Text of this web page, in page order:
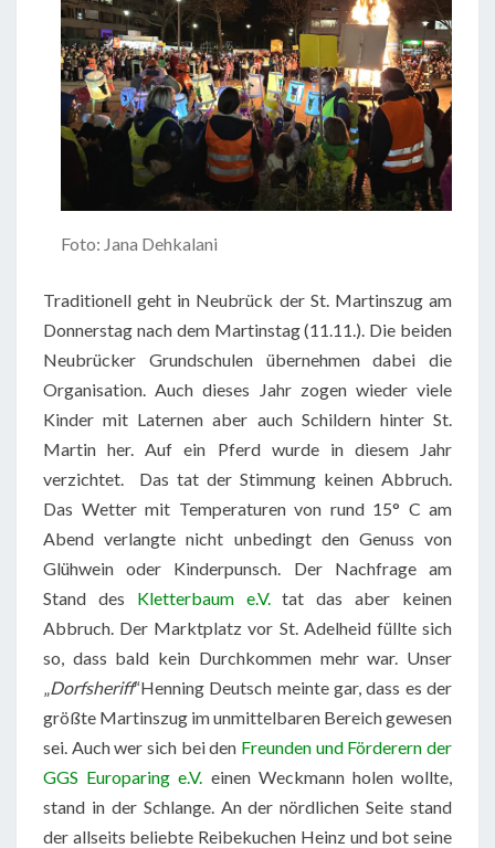
Foto: Jana Dehkalani
Traditionell geht in Neubrück der St. Martinszug am
Donnerstag nach dem Martinstag (11.11.). Die beiden
Neubrücker Grundschulen übernehmen dabei die
Organisation. Auch dieses Jahr zogen wieder viele
Kinder mit Laternen aber auch Schildern hinter St.
Martin her. Auf ein Pferd wurde in diesem Jahr
verzichtet. Das tat der Stimmung keinen Abbruch.
Das Wetter mit Temperaturen von rund 15° C am
Abend verlangte nicht unbedingt den Genuss von
Glühwein oder Kinderpunsch. Der Nachfrage am
Stand des Kletterbaum e.V.tat das aber keinen
Abbruch. Der Marktplatz vor St. Adelheid füllte sich
so, dass bald kein Durchkommen mehr war. Unser
„Dorfsheriff“Henning Deutsch meinte gar, dass es der
größte Martinszug im unmittelbaren Bereich gewesen
sei. Auch wer sich bei den Freunden und Förderern der
GGS Europaring e.V. einen Weckmann holen wollte,
stand in der Schlange. An der nördlichen Seite stand
der allseits beliebte Reibekuchen Heinz und bot seine